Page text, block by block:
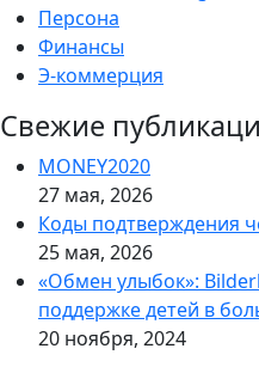
Персона
Финансы
Э-коммерция
Свежие
MONEY2020
27 мая, 2026
Коды подтверждения
25 мая, 2026
«Обмен улыбок»:
поддержке детей в
20 ноября, 2024